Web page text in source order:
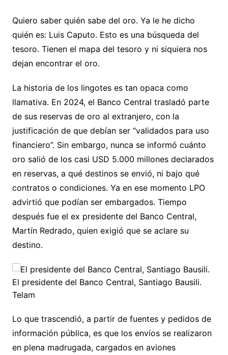
Quiero saber quién sabe del oro. Ya le he dicho
quién es: Luis Caputo. Esto es una búsqueda del
tesoro. Tienen el mapa del tesoro y ni siquiera nos
dejan encontrar el oro.
La historia de los lingotes es tan opaca como
llamativa. En 2024, el Banco Central trasladó parte
de sus reservas de oro al extranjero, con la
justificación de que debían ser “validados para uso
financiero”. Sin embargo, nunca se informó cuánto
oro salió de los casi USD 5.000 millones declarados
en reservas, a qué destinos se envió, ni bajo qué
contratos o condiciones. Ya en ese momento LPO
advirtió que podían ser embargados. Tiempo
después fue el ex presidente del Banco Central,
Martín Redrado, quien exigió que se aclare su
destino.
El presidente del Banco Central, Santiago Bausili.
Telam
Lo que trascendió, a partir de fuentes y pedidos de
información pública, es que los envíos se realizaron
en plena madrugada, cargados en aviones